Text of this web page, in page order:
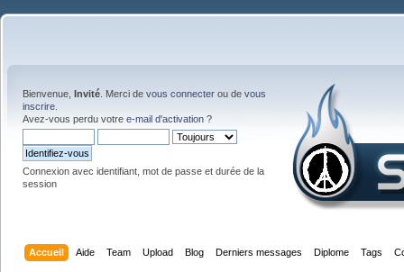
Bienvenue, Invité . Merci de vous connecter ou de vous
inscrire
Avez-vous perdu votre e-mail d'activation ?
Connexion avec identifiant, mot de passe et durée de la
session
Accueil Aide Team Upload Blog Derniers messages Diplome Tags